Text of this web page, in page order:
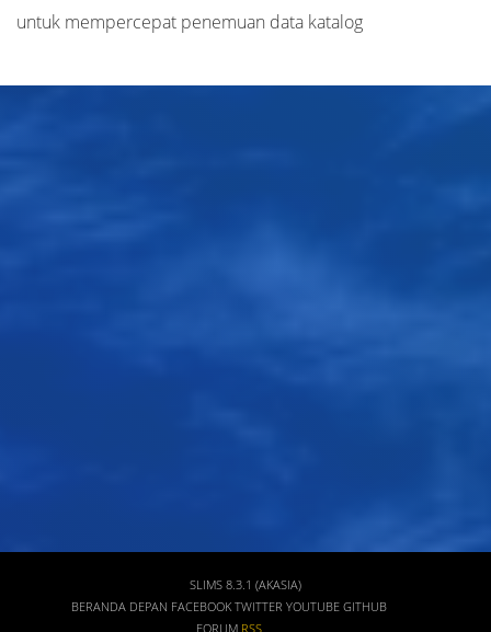
untuk mempercepat penemuan data katalog
SLIMS 8.3.1 (AKASIA)
BERANDA DEPAN FACEBOOK TWITTER YOUTUBE GITHUB
FORUM RSS